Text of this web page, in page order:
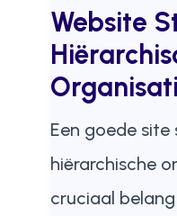
Website
Een goede
hiërarchische
cruciaal